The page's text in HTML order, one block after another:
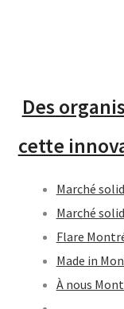
Des
cette
Marché
Marché
Flare
Made in
À nous